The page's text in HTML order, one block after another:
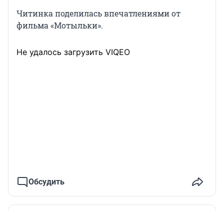
Читинка поделилась впечатлениями от
фильма «Мотыльки».
Не удалось загрузить VIQEO
Обсудить